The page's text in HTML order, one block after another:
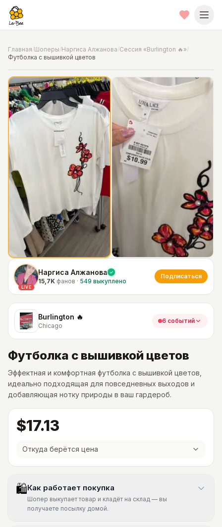
Главная/Шоперы/Наргиса Алжанова/Сессия «Burlington 🔥»/
Футболка с вышивкой цветов
📍Фото от шопера·Chicago
LIVE
Наргиса Алжанова
15,7K фанов · 549 выкуплено
Подписаться
Burlington 🔥
Chicago
6 событий
Футболка с вышивкой цветов
Эффектная и комфортная футболка с вышивкой цветов,
идеально подходящая для повседневных выходов и
добавляющая нотку природы в ваш гардероб.
$17.13
Откуда берётся цена
🛍Как работает покупка
Шопер выкупает товар и кладёт на склад — вы
получаете посылку домой.